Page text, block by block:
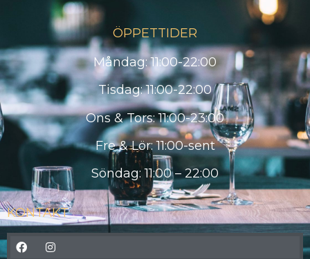
ÖPPETTIDER
Måndag: 11:00-22:00
Tisdag: 11:00-22:00
Ons & Tors: 11:00-23:00
Fre & Lör: 11:00-sent
Söndag: 11:00 – 22:00
KONTAKT